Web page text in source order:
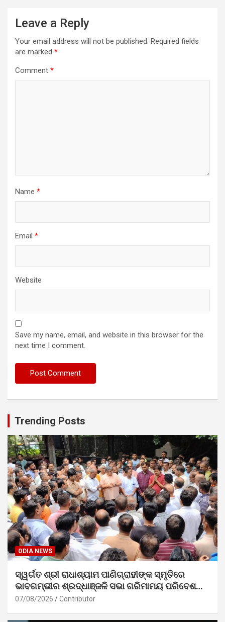
Leave a Reply
Your email address will not be published. Required fields
are marked *
Comment *
Name *
Email *
Website
Save my name, email, and website in this browser for the
next time I comment.
Trending Posts
ODIA NEWS
ସ୍ୱର୍ଗତ ଶ୍ରୀ ରାଧାଶ୍ୟାମ ପାଣିଗ୍ରାହୀଙ୍କ ସ୍ମୃତିରେ
ଭାବଗମ୍ଭୀର ଶ୍ରଦ୍ଧାଞ୍ଜଳି ସଭା ଗରିମାମୟ ପରିବେଶରେ
ସମ୍ପନ୍ନ
07/08/2026 Contributor